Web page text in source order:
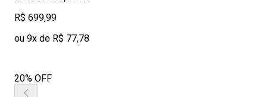
R$ 699,99
ou 9x de R$ 77,78
20% OFF